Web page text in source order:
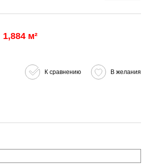
м²
К сравнению В желания